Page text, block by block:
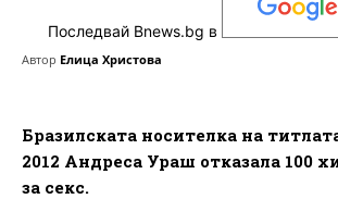
Последвай Bnews.bg в
Автор Елица Христова
Бразилската носителка на
2012 Андреса Ураш отказала 100
за секс.